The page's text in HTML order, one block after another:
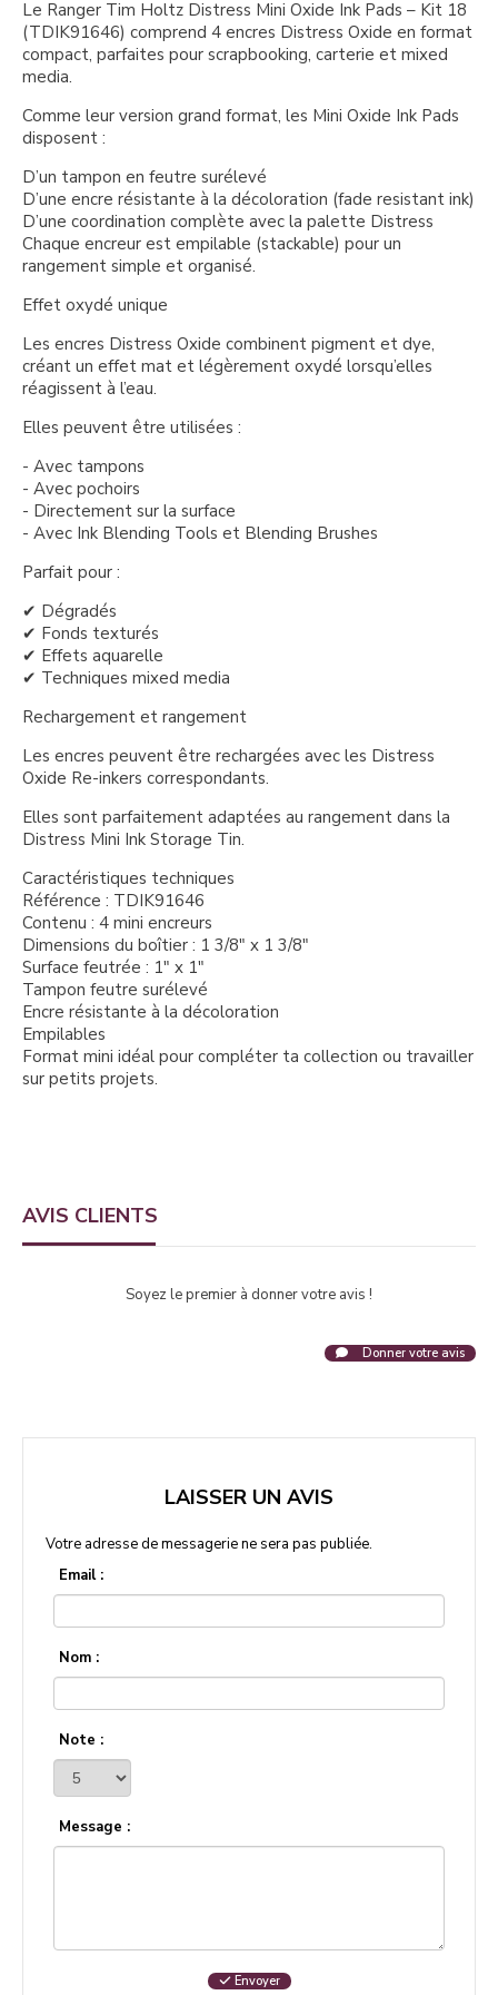
Le Ranger Tim Holtz Distress Mini Oxide Ink Pads – Kit 18
(TDIK91646) comprend 4 encres Distress Oxide en format
compact, parfaites pour scrapbooking, carterie et mixed
media.
Comme leur version grand format, les Mini Oxide Ink Pads
disposent :
D’un tampon en feutre surélevé
D’une encre résistante à la décoloration (fade resistant ink)
D’une coordination complète avec la palette Distress
Chaque encreur est empilable (stackable) pour un
rangement simple et organisé.
Effet oxydé unique
Les encres Distress Oxide combinent pigment et dye,
créant un effet mat et légèrement oxydé lorsqu’elles
réagissent à l’eau.
Elles peuvent être utilisées :
- Avec tampons
- Avec pochoirs
- Directement sur la surface
- Avec Ink Blending Tools et Blending Brushes
Parfait pour :
✔ Dégradés
✔ Fonds texturés
✔ Effets aquarelle
✔ Techniques mixed media
Rechargement et rangement
Les encres peuvent être rechargées avec les Distress
Oxide Re-inkers correspondants.
Elles sont parfaitement adaptées au rangement dans la
Distress Mini Ink Storage Tin.
Caractéristiques techniques
Référence : TDIK91646
Contenu : 4 mini encreurs
Dimensions du boîtier : 1 3/8" x 1 3/8"
Surface feutrée : 1" x 1"
Tampon feutre surélevé
Encre résistante à la décoloration
Empilables
Format mini idéal pour compléter ta collection ou travailler
sur petits projets.
AVIS CLIENTS
Soyez le premier à donner votre avis !
Donner votre avis
LAISSER UN AVIS
Votre adresse de messagerie ne sera pas publiée.
Email :
Nom :
Note :
Message :
Envoyer